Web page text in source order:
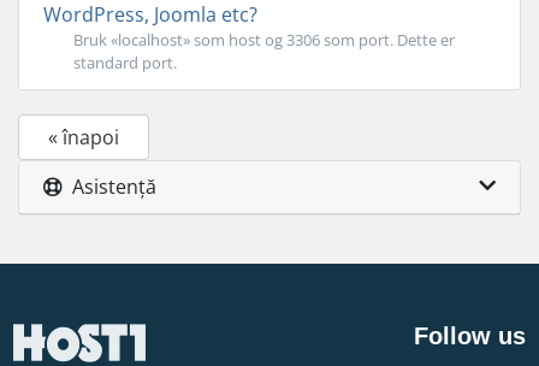
WordPress, Joomla etc?
Bruk «localhost» som host og 3306 som port. Dette er
standard port.
« înapoi
Asistență
Follow us